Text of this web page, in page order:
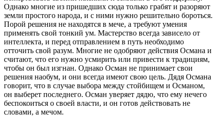
Однако многие из пришедших сюда только грабят и разоряют
земли простого народа, и с ними нужно решительно бороться.
Порой решения не находятся в мече, а требуют умения
применять свой тонкий ум. Мастерство всегда зависело от
интеллекта, и перед отправлением в путь необходимо
отточить свой разум. Многие не одобряют действия Османа и
считают, что его нужно усмирить или привести к традициям,
чтобы он был изгнан. Однако Осман не принимает свои
решения наобум, и они всегда имеют свою цель. Дядя Османа
говорит, что в случае выбора между стойбищем и Османом,
он выберет последнего. Осман уверяет дядю, что ему нечего
беспокоиться о своей власти, и он готов действовать не
словами, а мечом.